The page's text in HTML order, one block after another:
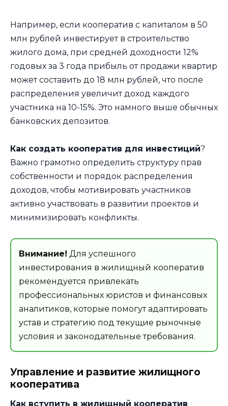
Например, если кооператив с капиталом в 50
млн рублей инвестирует в строительство
жилого дома, при средней доходности 12%
годовых за 3 года прибыль от продажи квартир
может составить до 18 млн рублей, что после
распределения увеличит доход каждого
участника на 10-15%. Это намного выше обычных
банковских депозитов.
Как создать кооператив для инвестиций?
Важно грамотно определить структуру прав
собственности и порядок распределения
доходов, чтобы мотивировать участников
активно участвовать в развитии проектов и
минимизировать конфликты.
Внимание! Для успешного
инвестирования в жилищный кооператив
рекомендуется привлекать
профессиональных юристов и финансовых
аналитиков, которые помогут адаптировать
устав и стратегию под текущие рыночные
условия и законодательные требования.
Управление и развитие жилищного
кооператива
Как вступить в жилищный кооператив